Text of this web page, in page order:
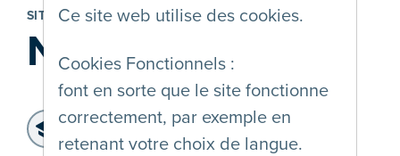
Ce site web utilise des cookies.
Cookies Fonctionnels :
font en sorte que le site fonctionne
correctement, par exemple en
retenant votre choix de langue.
SITE WEB
Noozo
Niveau d'accessibilité:
WCAG 2.1 AA